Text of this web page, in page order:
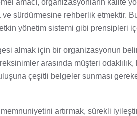
amacı, organizasyonların kalite
ve sürdürmesine rehberlik etmektir.
yönetim sistemi gibi prensipleri
almak için bir organizasyonun
arasında müşteri
çeşitli belgeler sunması
artırmak, sürekli